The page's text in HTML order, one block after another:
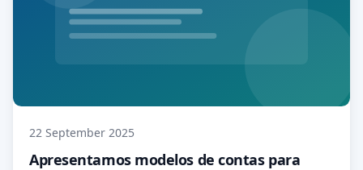
22 September 2025
Apresentamos modelos de contas para